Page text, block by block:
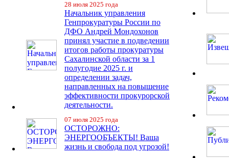
28 июля 2025 года
Начальник управления
Генпрокуратуры России по
ДФО Андрей Мондохонов
принял участие в подведении
итогов работы прокуратуры
Сахалинской области за 1
полугодие 2025 г. и
определении задач,
направленных на повышение
эффективности прокурорской
деятельности.
07 июля 2025 года
ОСТОРОЖНО:
ЭНЕРГООБЪЕКТЫ! Ваша
жизнь и свобода под угрозой!